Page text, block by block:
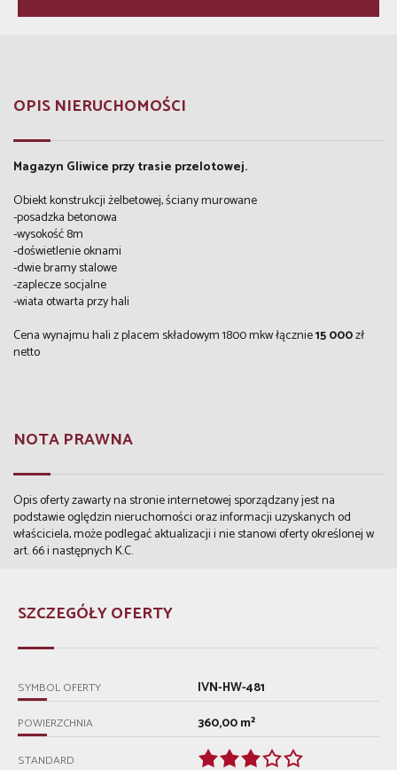
OPIS NIERUCHOMOŚCI
Magazyn Gliwice przy trasie przelotowej.
Obiekt konstrukcji żelbetowej, ściany murowane
-posadzka betonowa
-wysokość 8m
-doświetlenie oknami
-dwie bramy stalowe
-zaplecze socjalne
-wiata otwarta przy hali
Cena wynajmu hali z placem składowym 1800 mkw łącznie15 000zł
netto
NOTA PRAWNA
Opis oferty zawarty na stronie internetowej sporządzany jest na
podstawie oględzin nieruchomości oraz informacji uzyskanych od
właściciela, może podlegać aktualizacji i nie stanowi oferty określonej w
art. 66 i następnych K.C.
SZCZEGÓŁY OFERTY
SYMBOL OFERTY IVN-HW-481
POWIERZCHNIA 360,00 m²
STANDARD